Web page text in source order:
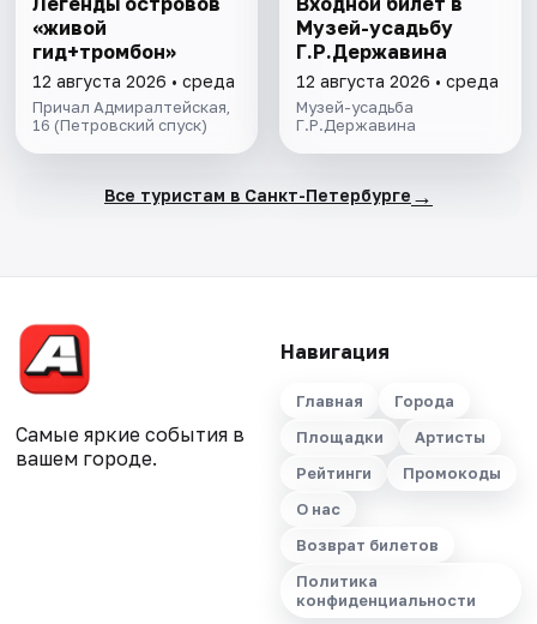
«живой
гид+тромбон»
12 августа 2026 • среда
Причал Адмиралтейская,
16 (Петровский спуск)
Музей-усадьбу
Г.Р.Державина
12 августа 2026 • среда
Музей-усадьба
Г.Р.Державина
Все туристам в Санкт-Петербурге →
Самые яркие события в
вашем городе.
Навигация
Главная
Города
Площадки
Артисты
Рейтинги
Промокоды
О нас
Возврат билетов
Политика
конфиденциальности